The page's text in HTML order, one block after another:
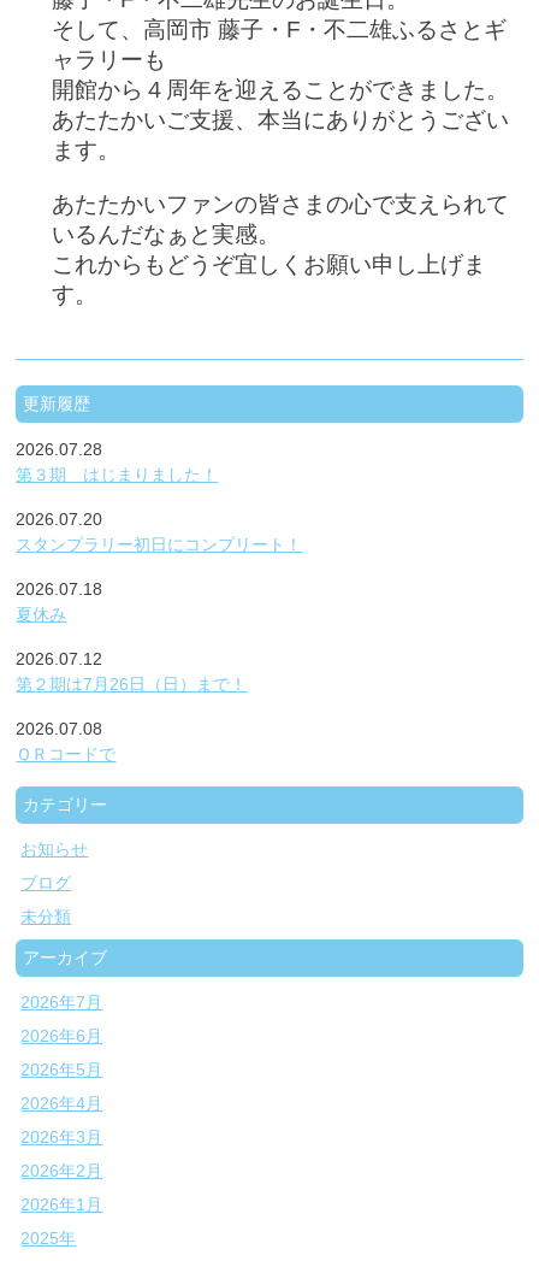
そして、高岡市 藤子・F・不二雄ふるさとギ
ャラリーも
開館から４周年を迎えることができました。
あたたかいご支援、本当にありがとうござい
ます。
あたたかいファンの皆さまの心で支えられて
いるんだなぁと実感。
これからもどうぞ宜しくお願い申し上げま
す。
更新履歴
2026.07.28
第３期 はじまりました！
2026.07.20
スタンプラリー初日にコンプリート！
2026.07.18
夏休み
2026.07.12
第２期は7月26日（日）まで！
2026.07.08
ＱＲコードで
カテゴリー
お知らせ
ブログ
未分類
アーカイブ
2026年7月
2026年6月
2026年5月
2026年4月
2026年3月
2026年2月
2026年1月
2025年